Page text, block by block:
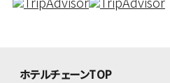
ホテルチェーンTOP